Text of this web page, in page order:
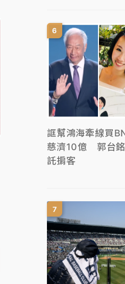
誆幫鴻海牽線買
慈濟10億 郭台
託掮客